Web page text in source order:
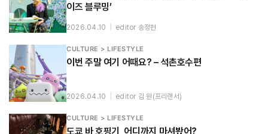
이즈 블루밍’
2026.04.10 editor 송정현
CULTURE > LIFESTYLE
이번 주말 여기 어때요? – 석촌호수편
2026.04.10 editor 김 원(프리랜서)
CULTURE > LIFESTYLE
도쿄 바 호핑기, 어디까지 마셔봤어?